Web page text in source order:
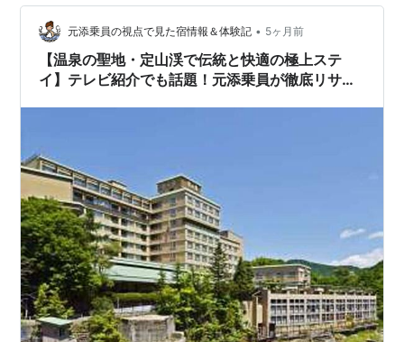
継がれてきたおもてなしは、肩の力がふっと抜ける温か
さ。 定山渓の渓流に寄り添うロケーションで、窓を開け
ればせせ…
元添乗員の視点で見た宿情報＆体験記 • 5ヶ月前
【温泉の聖地・定山渓で伝統と快適の極上ステ
イ】テレビ紹介でも話題！元添乗員が徹底リサー